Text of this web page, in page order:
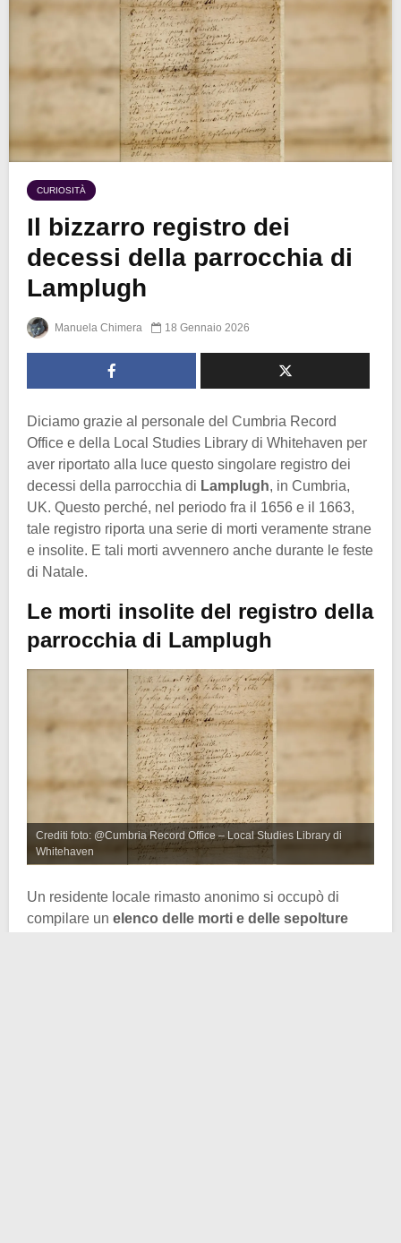
CURIOSITÀ
Il bizzarro registro dei
decessi della parrocchia di
Lamplugh
Manuela Chimera 18 Gennaio 2026
Diciamo grazie al personale del Cumbria Record
Office e della Local Studies Library di Whitehaven per
aver riportato alla luce questo singolare registro dei
decessi della parrocchia di Lamplugh, in Cumbria,
UK. Questo perché, nel periodo fra il 1656 e il 1663,
tale registro riporta una serie di morti veramente strane
e insolite. E tali morti avvennero anche durante le feste
di Natale.
Le morti insolite del registro della
parrocchia di Lamplugh
Crediti foto: @Cumbria Record Office – Local Studies Library di
Whitehaven
Un residente locale rimasto anonimo si occupò di
compilare un elenco delle morti e delle sepolture